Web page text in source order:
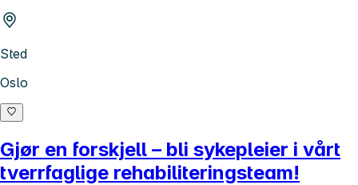
Sted
Oslo
Gjør en forskjell – bli sykepleier i vårt
tverrfaglige rehabiliteringsteam!